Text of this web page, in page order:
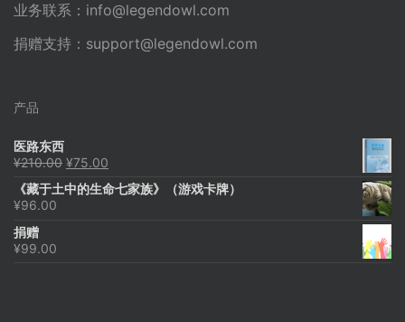
业务联系： info@legendowl.com
捐赠支持： support@legendowl.com
产品
医路东西
¥210.00 原
为：
¥75.00
价
《藏于土中的生命七家族》（游戏卡牌）
¥96.00
捐赠
¥99.00